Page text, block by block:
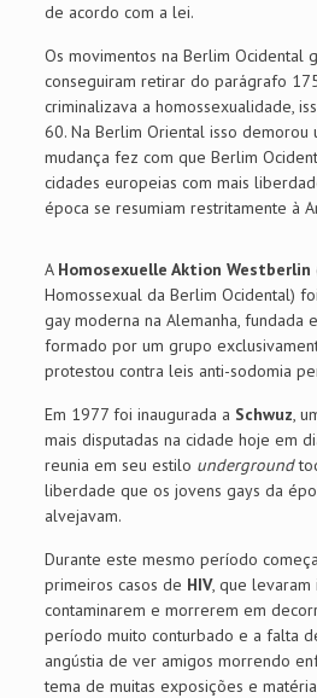
de acordo com a lei.
Os movimentos na Berlim Ocidental
conseguiram retirar do parágrafo
criminalizava a homossexualidade,
60. Na Berlim Oriental isso demorou
mudança fez com que Berlim
cidades europeias com mais
época se resumiam restritamente à
A Homosexuelle Aktion Westberlin
Homossexual da Berlim Ocidental)
gay moderna na Alemanha, fundada
formado por um grupo
protestou contra leis anti-sodomia
Em 1977 foi inaugurada a Schwuz,
mais disputadas na cidade hoje em
reunia em seu estilo underground
liberdade que os jovens gays da
alvejavam.
Durante este mesmo período
primeiros casos de HIV, que levaram
contaminarem e morrerem em
período muito conturbado e a falta
angústia de ver amigos morrendo
tema de muitas exposições e